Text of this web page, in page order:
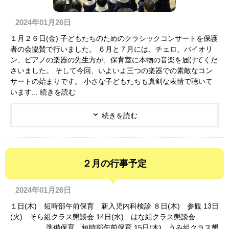
2024年01月26日
１月２６日(金) 子どもたちのためのクラシックコンサートを保護
者の会協賛で行いました。 ６月と７月には、チェロ、バイオリ
ン、ピアノの楽器の先生方が、保育室に本物の音楽を届けてくだ
さいました。 そして今回、いよいよ三つの楽器での素敵なコン
サートの始まりです。 小さな子どもたちも真剣な表情で聴いて
います... 続きを読む
続きを読む
２月の行事予定
2024年01月26日
１日(木) 短時部午前保育 新入児内科検診 ８日(木) 参観 13日
(火) そら組クラス懇談会 14日(水) はな組クラス懇談会
準備保育 短時部午前保育 15日(木) うみ組クラス懇